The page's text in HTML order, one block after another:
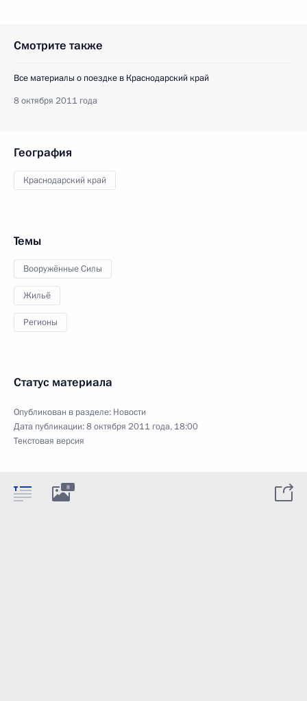
Смотрите также
Все материалы о поездке в Краснодарский край
8 октября 2011 года
География
Краснодарский край
Темы
Вооружённые Силы
Жильё
Регионы
Статус материала
Опубликован в разделе: Новости
Дата публикации:8 октября 2011 года, 18:00
Текстовая версия
8